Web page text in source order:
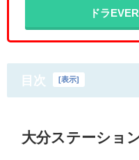
ドラ
目次 [表示]
大分ステーショ